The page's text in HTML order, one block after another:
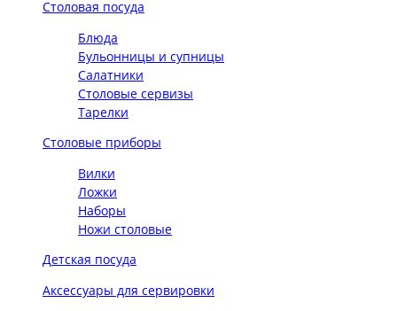
Столовая посуда
Блюда
Бульонницы и супницы
Салатники
Столовые сервизы
Тарелки
Столовые приборы
Вилки
Ложки
Наборы
Ножи столовые
Детская посуда
Аксессуары для сервировки